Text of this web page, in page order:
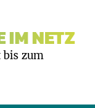
IM NETZ
bis zum